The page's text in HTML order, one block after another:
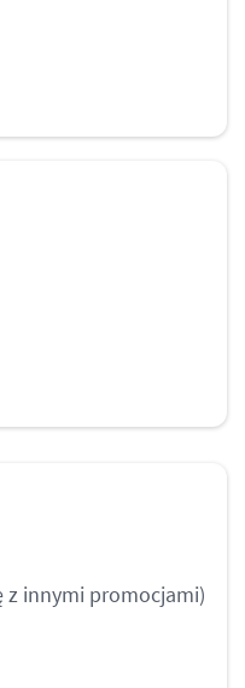
z innymi promocjami)